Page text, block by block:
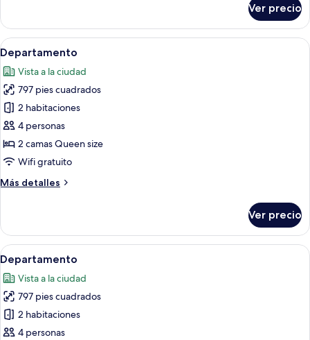
estudio
Ver precio
Abrir
todas
las
fotos
de
Departamento
Habitación de hotel moderna con
8
Departamento
Vista a la ciudad
797 pies cuadrados
2 habitaciones
4 personas
2 camas Queen size
Wifi gratuito
Más detalles
Más
Ver precio
Abrir
todas
las
fotos
de
Departamento
Un balcón con dos sofás y dos
6
Departamento
Vista a la ciudad
797 pies cuadrados
2 habitaciones
4 personas